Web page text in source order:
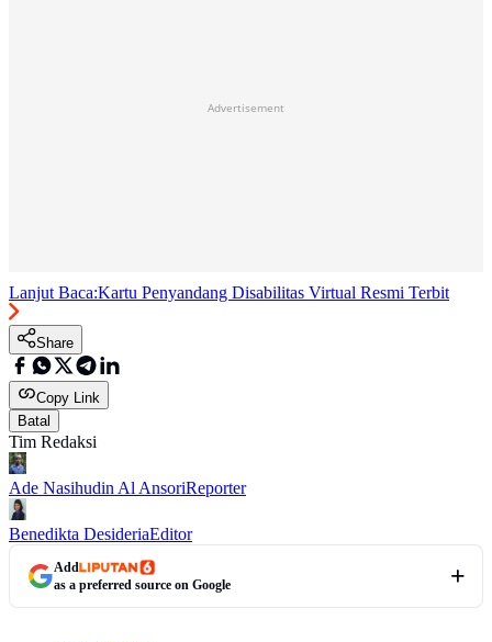
Advertisement
Lanjut Baca:Kartu Penyandang Disabilitas Virtual Resmi Terbit
Share
Copy Link
Batal
Tim Redaksi
Ade Nasihudin Al AnsoriReporter
Benedikta DesideriaEditor
Add
as a preferred source on Google